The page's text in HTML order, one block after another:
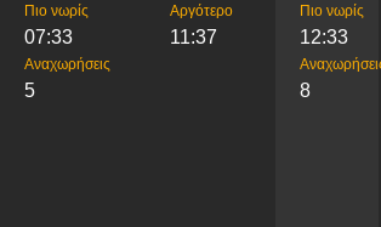
Πιο νωρίς
07:33
Αργότερο
11:37
Αναχωρήσεις
5
Πιο νωρίς
12:33
8